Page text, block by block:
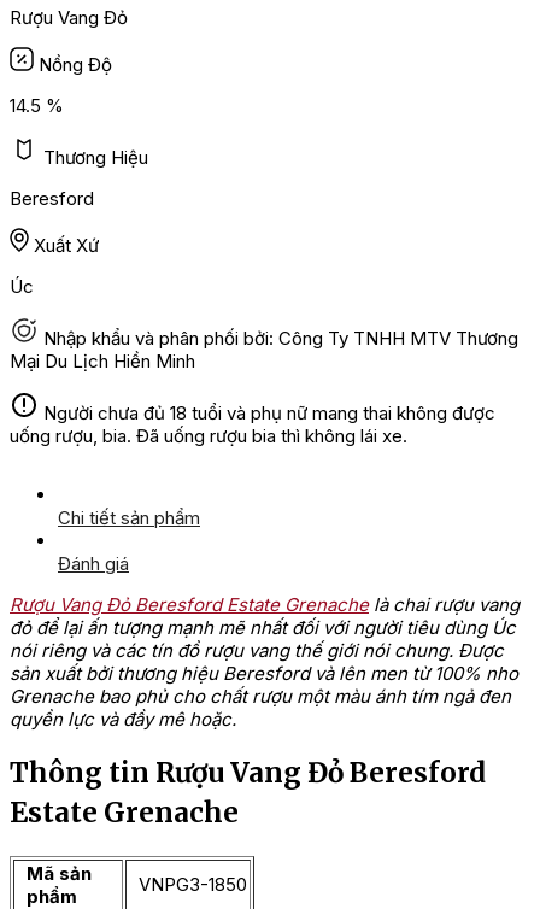
Rượu Vang Đỏ
Nồng Độ
14.5 %
Thương Hiệu
Beresford
Xuất Xứ
Úc
Nhập khẩu và phân phối bởi: Công Ty TNHH MTV Thương
Mại Du Lịch Hiền Minh
Người chưa đủ 18 tuổi và phụ nữ mang thai không được
uống rượu, bia. Đã uống rượu bia thì không lái xe.
Chi tiết sản phẩm
Đánh giá
Rượu Vang Đỏ Beresford Estate Grenachelà chai rượu vang
đỏ để lại ấn tượng mạnh mẽ nhất đối với người tiêu dùng Úc
nói riêng và các tín đồ rượu vang thế giới nói chung. Được
sản xuất bởi thương hiệu Beresford và lên men từ 100% nho
Grenache bao phủ cho chất rượu một màu ánh tím ngả đen
quyền lực và đầy mê hoặc.
Thông tin Rượu Vang Đỏ Beresford
Estate Grenache
Mã sản
phẩm
VNPG3-1850